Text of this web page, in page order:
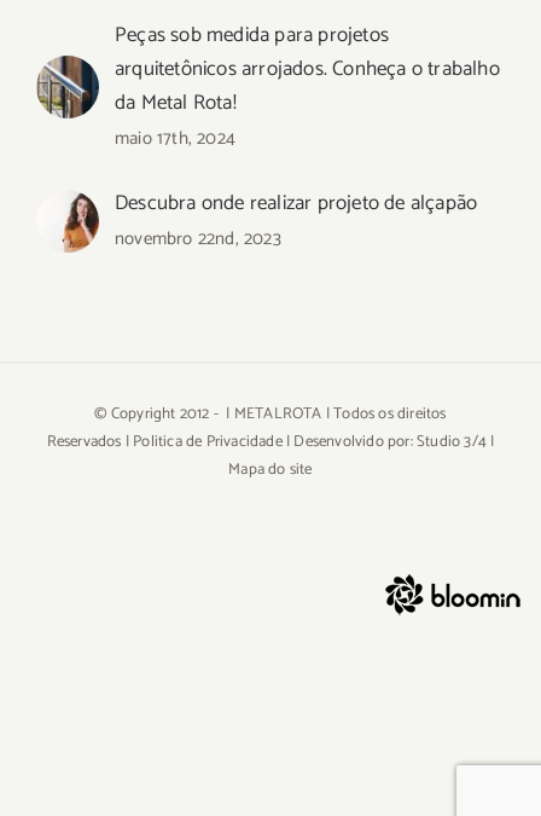
Peças sob medida para projetos
arquitetônicos arrojados. Conheça o trabalho
da Metal Rota!
maio 17th, 2024
Descubra onde realizar projeto de alçapão
novembro 22nd, 2023
© Copyright 2012 - | METALROTA | Todos os direitos
Reservados |Politica de Privacidade| Desenvolvido por:Studio 3/4|
Mapa do site